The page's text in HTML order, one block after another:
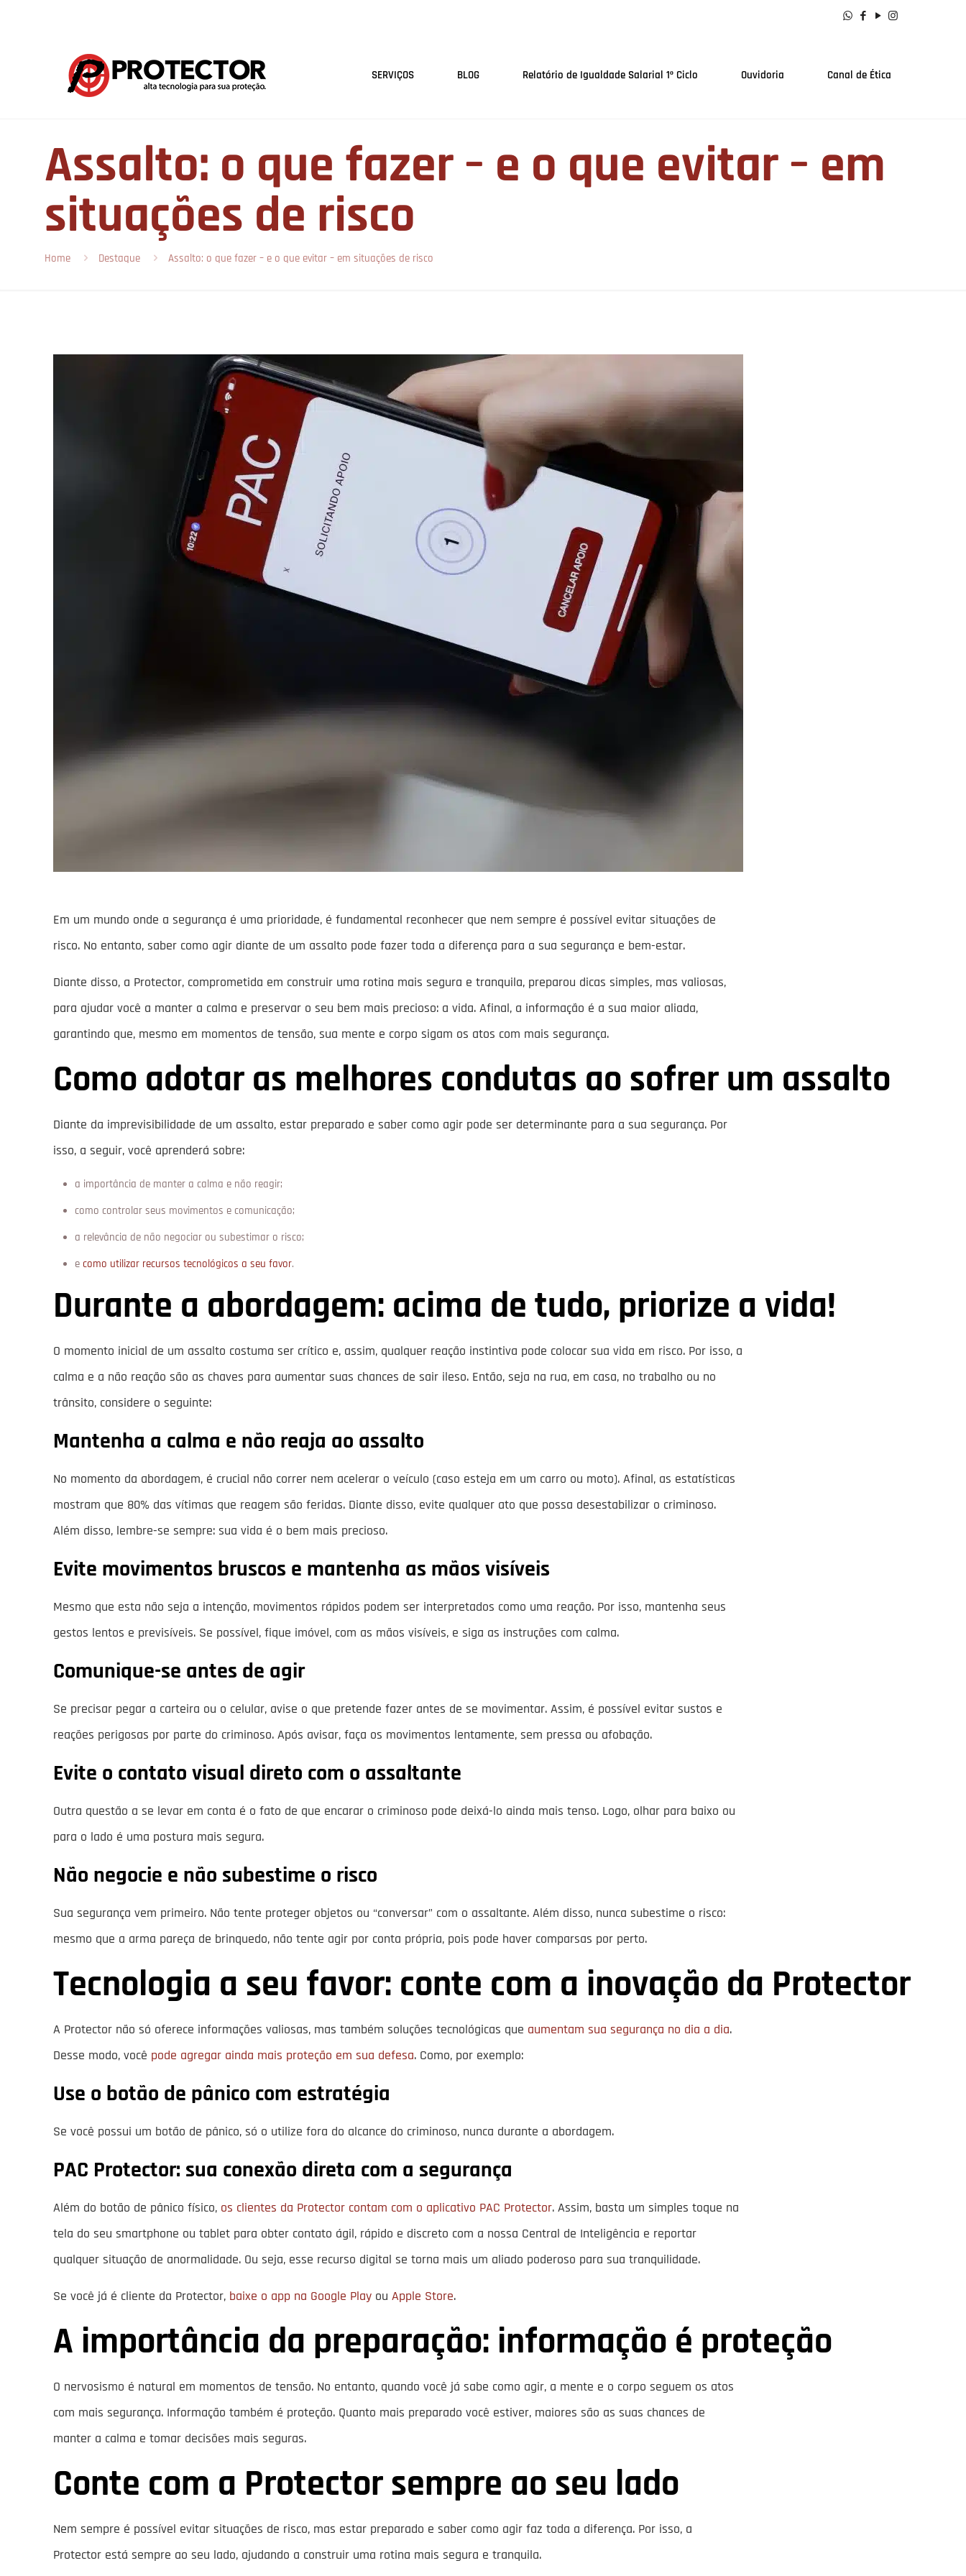
SERVIÇOS BLOG Relatório de Igualdade Salarial 1º Ciclo Ouvidoria Canal de Ética
Assalto: o que fazer – e o que evitar – em
situações de risco
Home Destaque Assalto: o que fazer – e o que evitar – em situações de risco
Em um mundo onde a segurança é uma prioridade, é fundamental reconhecer que nem sempre é possível evitar situações de
risco. No entanto, saber como agir diante de um assalto pode fazer toda a diferença para a sua segurança e bem-estar.
Diante disso, a Protector, comprometida em construir uma rotina mais segura e tranquila, preparou dicas simples, mas valiosas,
para ajudar você a manter a calma e preservar o seu bem mais precioso: a vida. Afinal, a informação é a sua maior aliada,
garantindo que, mesmo em momentos de tensão, sua mente e corpo sigam os atos com mais segurança.
Como adotar as melhores condutas ao sofrer um assalto
Diante da imprevisibilidade de um assalto, estar preparado e saber como agir pode ser determinante para a sua segurança. Por
isso, a seguir, você aprenderá sobre:
a importância de manter a calma e não reagir;
como controlar seus movimentos e comunicação;
a relevância de não negociar ou subestimar o risco;
ecomo utilizar recursos tecnológicos a seu favor.
Durante a abordagem: acima de tudo, priorize a vida!
O momento inicial de um assalto costuma ser crítico e, assim, qualquer reação instintiva pode colocar sua vida em risco. Por isso, a
calma e a não reação são as chaves para aumentar suas chances de sair ileso. Então, seja na rua, em casa, no trabalho ou no
trânsito, considere o seguinte:
Mantenha a calma e não reaja ao assalto
No momento da abordagem, é crucial não correr nem acelerar o veículo (caso esteja em um carro ou moto). Afinal, as estatísticas
mostram que 80% das vítimas que reagem são feridas. Diante disso, evite qualquer ato que possa desestabilizar o criminoso.
Além disso, lembre-se sempre: sua vida é o bem mais precioso.
Evite movimentos bruscos e mantenha as mãos visíveis
Mesmo que esta não seja a intenção, movimentos rápidos podem ser interpretados como uma reação. Por isso, mantenha seus
gestos lentos e previsíveis. Se possível, fique imóvel, com as mãos visíveis, e siga as instruções com calma.
Comunique-se antes de agir
Se precisar pegar a carteira ou o celular, avise o que pretende fazer antes de se movimentar. Assim, é possível evitar sustos e
reações perigosas por parte do criminoso. Após avisar, faça os movimentos lentamente, sem pressa ou afobação.
Evite o contato visual direto com o assaltante
Outra questão a se levar em conta é o fato de que encarar o criminoso pode deixá-lo ainda mais tenso. Logo, olhar para baixo ou
para o lado é uma postura mais segura.
Não negocie e não subestime o risco
Sua segurança vem primeiro. Não tente proteger objetos ou “conversar” com o assaltante. Além disso, nunca subestime o risco:
mesmo que a arma pareça de brinquedo, não tente agir por conta própria, pois pode haver comparsas por perto.
Tecnologia a seu favor: conte com a inovação da Protector
A Protector não só oferece informações valiosas, mas também soluções tecnológicas que aumentam sua segurança no dia a dia.
Desse modo, você pode agregar ainda mais proteção em sua defesa. Como, por exemplo:
Use o botão de pânico com estratégia
Se você possui um botão de pânico, só o utilize fora do alcance do criminoso, nunca durante a abordagem.
PAC Protector: sua conexão direta com a segurança
Além do botão de pânico físico, os clientes da Protector contam com o aplicativo PAC Protector. Assim, basta um simples toque na
tela do seu smartphone ou tablet para obter contato ágil, rápido e discreto com a nossa Central de Inteligência e reportar
qualquer situação de anormalidade. Ou seja, esse recurso digital se torna mais um aliado poderoso para sua tranquilidade.
Se você já é cliente da Protector, baixe o app na Google Play ouApple Store.
A importância da preparação: informação é proteção
O nervosismo é natural em momentos de tensão. No entanto, quando você já sabe como agir, a mente e o corpo seguem os atos
com mais segurança. Informação também é proteção. Quanto mais preparado você estiver, maiores são as suas chances de
manter a calma e tomar decisões mais seguras.
Conte com a Protector sempre ao seu lado
Nem sempre é possível evitar situações de risco, mas estar preparado e saber como agir faz toda a diferença. Por isso, a
Protector está sempre ao seu lado, ajudando a construir uma rotina mais segura e tranquila.